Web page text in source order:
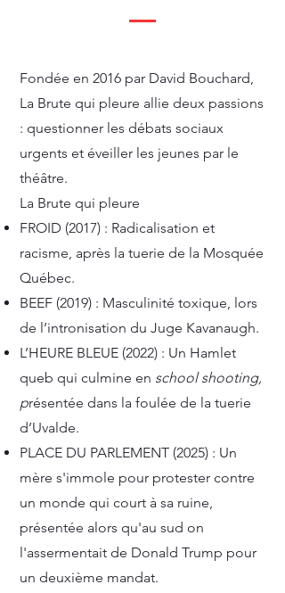
Fondée en 2016 par David Bouchard,
La Brute qui pleure allie deux passions
: questionner les débats sociaux
urgents et éveiller les jeunes par le
théâtre.
La Brute qui pleure
FROID (2017) : Radicalisation et
racisme, après la tuerie de la Mosquée
Québec.
BEEF (2019) : Masculinité toxique, lors
de l’intronisation du Juge Kavanaugh.
L’HEURE BLEUE (2022) : Un Hamlet
queb qui culmine en school shooting,
présentée dans la foulée de la tuerie
d’Uvalde.
PLACE DU PARLEMENT (2025) : Un
mère s'immole pour protester contre
un monde qui court à sa ruine,
présentée alors qu'au sud on
l'assermentait de Donald Trump pour
un deuxième mandat.